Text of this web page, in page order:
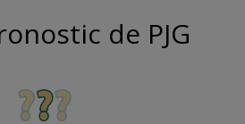
de PJG